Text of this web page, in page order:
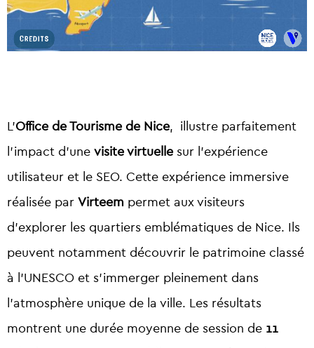
L’Office de Tourisme de Nice, illustre parfaitement
l’impact d’une visite virtuelle sur l’expérience
utilisateur et le SEO. Cette expérience immersive
réalisée par Virteem permet aux visiteurs
d’explorer les quartiers emblématiques de Nice. Ils
peuvent notamment découvrir le patrimoine classé
à l’UNESCO et s’immerger pleinement dans
l’atmosphère unique de la ville. Les résultats
montrent une durée moyenne de session de 11